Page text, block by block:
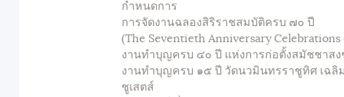
กำหนดการ
การจัดงานฉลองสิริราชสมบัติครบ ๗๐ ปี
(The Seventieth Anniversary Celebrations
งานทำบุญครบ ๔๐ ปี แห่งการก่อตั้งสมัชชาสง
งานทำบุญครบ ๑๕ ปี วัดนวมินทรราชูทิศ เฉลิ
ชูเสตส์